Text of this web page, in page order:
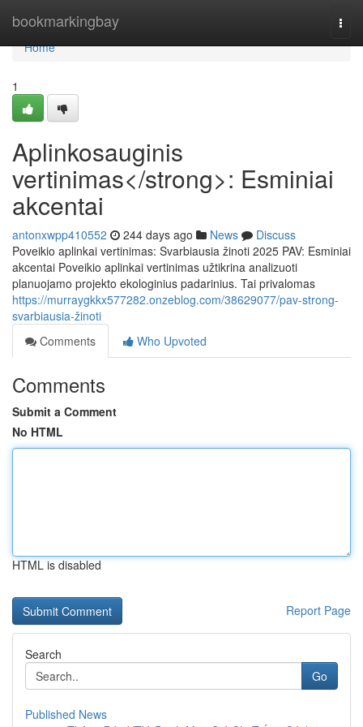
bookmarkingbay
Home
Home
1
Aplinkosauginis
vertinimas</strong>: Esminiai
akcentai
antonxwpp410552 244 days ago News
Discuss
Poveikio aplinkai vertinimas: Svarbiausia žinoti 2025 PAV: Esminiai
akcentai Poveikio aplinkai vertinimas užtikrina analizuoti
planuojamo projekto ekologinius padarinius. Tai privalomas
https://murraygkkx577282.onzeblog.com/38629077/pav-strong-
svarbiausia-žinoti
Comments
Who Upvoted
Comments
Submit a Comment
No HTML
HTML is disabled
Report Page
Search
Go
Published News